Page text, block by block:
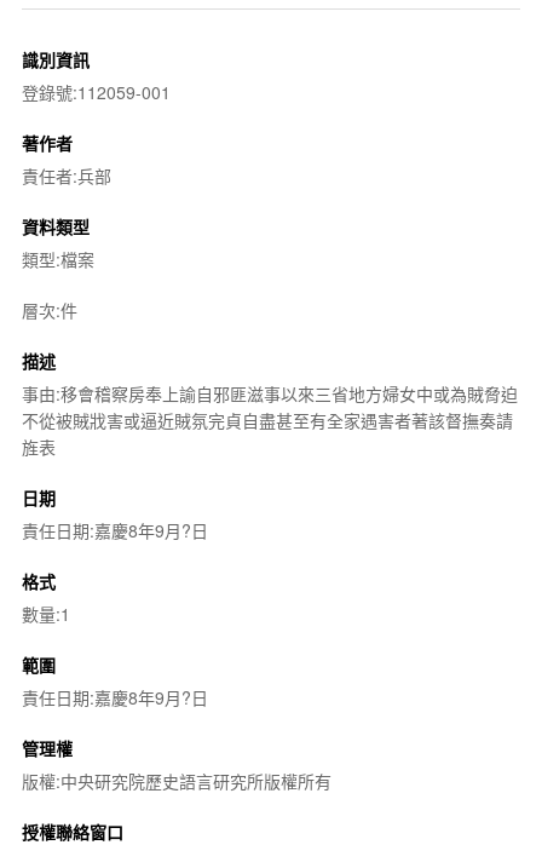
識別資訊
登錄號:112059-001
著作者
責任者:兵部
資料類型
類型:檔案
層次:件
描述
事由:移會稽察房奉上諭自邪匪滋事以來三省地方婦女中或為賊脅迫
不從被賊戕害或逼近賊氛完貞自盡甚至有全家遇害者著該督撫奏請
旌表
日期
責任日期:嘉慶8年9月?日
格式
數量:1
範圍
責任日期:嘉慶8年9月?日
管理權
版權:中央研究院歷史語言研究所版權所有
授權聯絡窗口